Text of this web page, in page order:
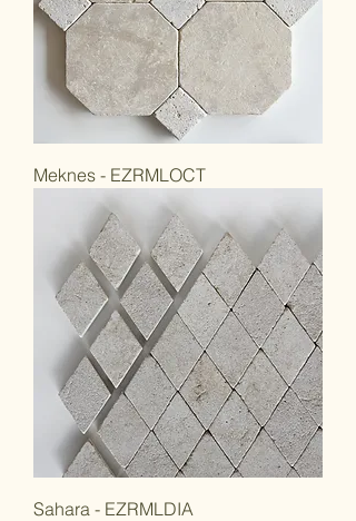
Meknes - EZRMLOCT
Sahara - EZRMLDIA